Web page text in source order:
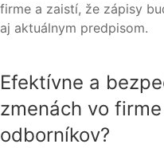
firme a zaistí, že zápisy
aj aktuálnym predpisom.
Efektívne a
zmenách vo
odborníkov?